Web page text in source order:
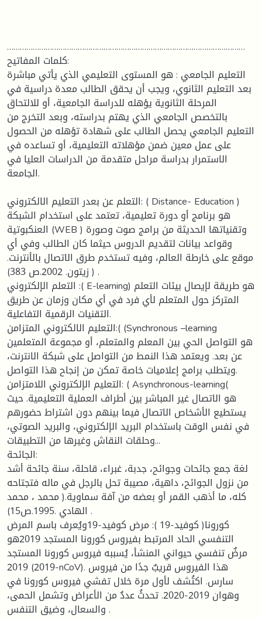
…………………………………………………………………………………………………
كلمات المفاتيح:
التعليم الجامعي : هو المستوى التعليمي الذي يأتي مباشرة
بعد التعليم الثانوي، ويجب أن يحقق الطالب معدة دراسية في
المرحلة الثانوية يؤهله للدراسة الجامعية، أو للالتحاق
بالتخصص الجامعي الذي يهتم بدراسته، وبعد التخرج من
التعليم الجامعي يحصل الطالب على شهادة تؤهله من الحصول
على عمل معين ضمن مؤهلاته التعليمية، أو تساعده في
الاستمرار بدراسة مراحل متقدمة من الدراسات العليا في
الجامعة.
التعلم عن بعدر التعليم الالكتروني: ( Distance- Education )
هو برنامج أو دورة تعليمية، تعتمد على استخدام الشبكة
العنكبوتية (WEB ) وتقنياتها الحديثة من برامج صوت وصورة
وقواعد بيانات لتقديم الدروس حيثما كان الطالب وفي أي
موقع على خارطة العالم، وفيه تستخدم طرق الاتصال بالأنترنت.
( زيتون. 2002.ص 383) .
التعلم الإلكتروني :( E-learning) هو طريقة لإيصال بيئات التعلم
المتركز حول المتعلم لأي فرد في أي مكان وزمان عن طريق
التقنيات الرقمية التفاعلية.
التعليم الالكتروني المتزامن:( (Synchronous –learning
هو التواصل الحي بين المعلم والمتعلم، أو مجموعة المتعلمين
عن بعد. ويعتمد هذا النمط من التواصل على شبكة الانترنت،
ويتطلب برامج إعلاميات خاصة تمكن من إنجاح هذا التواصل.
التعليم الإلكتروني اللامتزامن: ( Asynchronous-learning(
هو الاتصال غير المباشر بين أطراف العملية التعليمية. حيث
يستطيع الأشخاص الاتصال فيما بينهم دون اشتراط حضورهم
في نفس الوقت باستخدام البريد الإلكتروني، والبريد الصوتي،
وحلقات النقاش وغيرها من التطبيقات...
الجائحة:
لغة جمع جائحات وجوائح، جدبة، غبراء، قاحلة، سنة جائحة أشد
من نزول الجوائح، داهية، مصيبة تحل بالرجل في ماله فتجتاحه
كله، ما أذهب القمر أو بعضه من آفة سماوية.( محمد ، محمد
الهادي .1995.ص15) .
كورونا( كوفيد-19 ): مرض كوفيد-19ويُعرف باسم المرض
التنفسي الحاد المرتبط بفيروس كورونا المستجد 2019هو
مرضٌ تنفسي حيواني المنشأ، يُسببه فيروس كورونا المستجد
2019 (2019-nCoV). هذا الفيروس قريبٌ جدًا من فيروس
سارس. اكتُشف لأول مرة خلال تفشي فيروس كورونا في
وهوان 2019-2020. تحدثُ عددٌ من الأعراض وتشمل الحمى،
والسعال، وضيق التنفس .